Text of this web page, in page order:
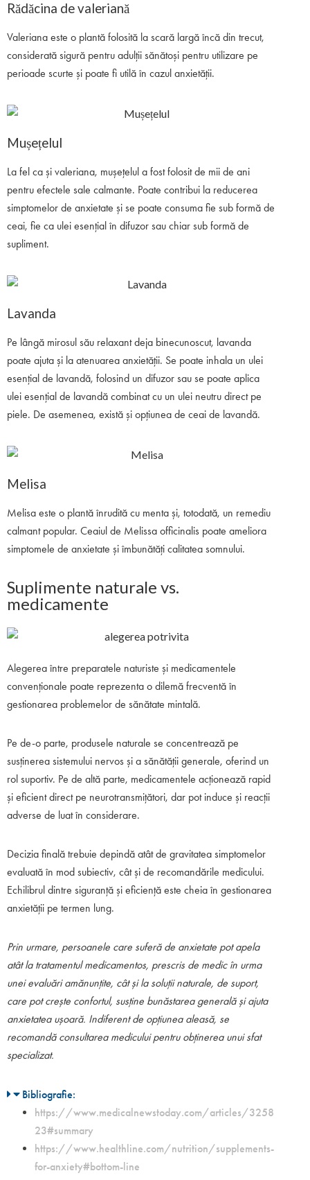
Rădăcina de valeriană
Valeriana este o plantă folosită la scară largă încă din trecut,
considerată sigură pentru adulții sănătoși pentru utilizare pe
perioade scurte și poate fi utilă în cazul anxietății.
Mușețelul
La fel ca și valeriana, mușețelul a fost folosit de mii de ani
pentru efectele sale calmante. Poate contribui la reducerea
simptomelor de anxietate și se poate consuma fie sub formă de
ceai, fie ca ulei esențial în difuzor sau chiar sub formă de
supliment.
Lavanda
Pe lângă mirosul său relaxant deja binecunoscut, lavanda
poate ajuta și la atenuarea anxietății. Se poate inhala un ulei
esențial de lavandă, folosind un difuzor sau se poate aplica
ulei esențial de lavandă combinat cu un ulei neutru direct pe
piele. De asemenea, există și opțiunea de ceai de lavandă.
Melisa
Melisa este o plantă înrudită cu menta și, totodată, un remediu
calmant popular. Ceaiul de Melissa officinalis poate ameliora
simptomele de anxietate și îmbunătăți calitatea somnului.
Suplimente naturale vs.
medicamente
Alegerea între preparatele naturiste și medicamentele
convenționale poate reprezenta o dilemă frecventă în
gestionarea problemelor de sănătate mintală.
Pe de-o parte, produsele naturale se concentrează pe
susținerea sistemului nervos și a sănătății generale, oferind un
rol suportiv. Pe de altă parte, medicamentele acționează rapid
și eficient direct pe neurotransmițători, dar pot induce și reacții
adverse de luat în considerare.
Decizia finală trebuie depindă atât de gravitatea simptomelor
evaluată în mod subiectiv, cât și de recomandările medicului.
Echilibrul dintre siguranță și eficiență este cheia în gestionarea
anxietății pe termen lung.
Prin urmare, persoanele care suferă de anxietate pot apela
atât la tratamentul medicamentos, prescris de medic în urma
unei evaluări amănunțite, cât și la soluții naturale, de suport,
care pot crește confortul, susține bunăstarea generală și ajuta
anxietatea ușoară. Indiferent de opțiunea aleasă, se
recomandă consultarea medicului pentru obținerea unui sfat
specializat.
Bibliografie:
https://www.medicalnewstoday.com/articles/3258
23#summary
https://www.healthline.com/nutrition/supplements-
for-anxiety#bottom-line